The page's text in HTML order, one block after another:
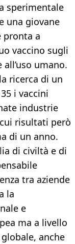
sperimentale
una giovane
pronta a
vaccino sugli
umano.
ricerca di un
i vaccini
industrie
risultati però
di un anno.
di civiltà e di
tra aziende
la
e
ma a livello
anche